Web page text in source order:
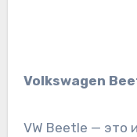
Volkswagen
VW Beetle — это